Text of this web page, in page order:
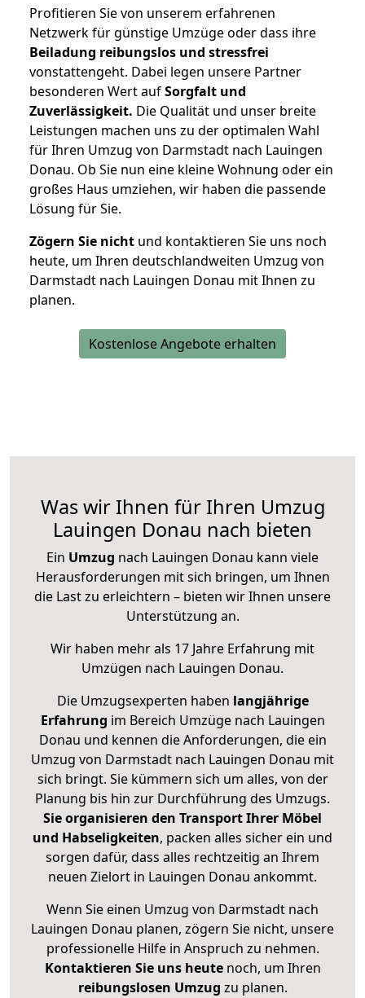
Profitieren Sie von unserem erfahrenen
Netzwerk für günstige Umzüge oder dass ihre
Beiladung reibungslos und stressfrei
vonstattengeht. Dabei legen unsere Partner
besonderen Wert aufSorgfalt und
Zuverlässigkeit. Die Qualität und unser breite
Leistungen machen uns zu der optimalen Wahl
für Ihren Umzug von Darmstadt nach Lauingen
Donau. Ob Sie nun eine kleine Wohnung oder ein
großes Haus umziehen, wir haben die passende
Lösung für Sie.
Zögern Sie nicht und kontaktieren Sie uns noch
heute, um Ihren deutschlandweiten Umzug von
Darmstadt nach Lauingen Donau mit Ihnen zu
planen.
Kostenlose Angebote erhalten
Was wir Ihnen für Ihren Umzug
Lauingen Donau nach bieten
Ein Umzug nach Lauingen Donau kann viele
Herausforderungen mit sich bringen, um Ihnen
die Last zu erleichtern – bieten wir Ihnen unsere
Unterstützung an.
Wir haben mehr als 17 Jahre Erfahrung mit
Umzügen nach Lauingen Donau.
Die Umzugsexperten haben langjährige
Erfahrung im Bereich Umzüge nach Lauingen
Donau und kennen die Anforderungen, die ein
Umzug von Darmstadt nach Lauingen Donau mit
sich bringt. Sie kümmern sich um alles, von der
Planung bis hin zur Durchführung des Umzugs.
Sie organisieren den Transport Ihrer Möbel
und Habseligkeiten, packen alles sicher ein und
sorgen dafür, dass alles rechtzeitig an Ihrem
neuen Zielort in Lauingen Donau ankommt.
Wenn Sie einen Umzug von Darmstadt nach
Lauingen Donau planen, zögern Sie nicht, unsere
professionelle Hilfe in Anspruch zu nehmen.
Kontaktieren Sie uns heutenoch, um Ihren
reibungslosen Umzug zu planen.